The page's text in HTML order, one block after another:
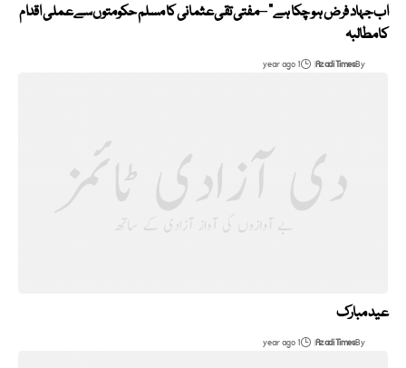
اب جہاد فرض ہو چکا ہے‘‘ – مفتی تقی عثمانی کا مسلم حکومتوں سے عملی اقدام
کا مطالبہ
By
Azadi Times
1 year ago
عید مبارک
By
Azadi Times
1 year ago